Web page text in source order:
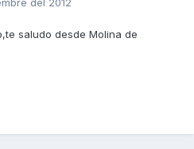
del 2012
saludo desde Molina de